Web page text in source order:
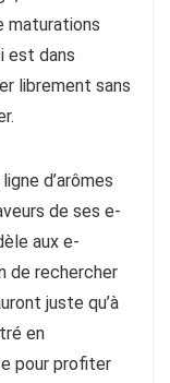
maturations
est dans
librement sans
d’arômes
de ses e-
aux e-
de rechercher
juste qu’à
en
pour profiter